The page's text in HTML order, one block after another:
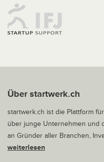
Über startwerk.ch
startwerk.ch ist die Plattform
über junge Unternehmen und
an Gründer aller Branchen,
weiterlesen